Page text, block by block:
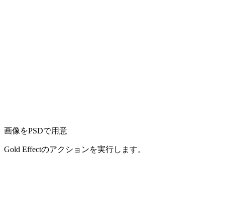
画像をPSDで用意
Gold Effectのアクションを実行します。